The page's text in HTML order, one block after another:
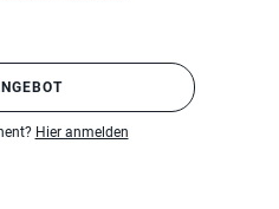
Hier anmelden